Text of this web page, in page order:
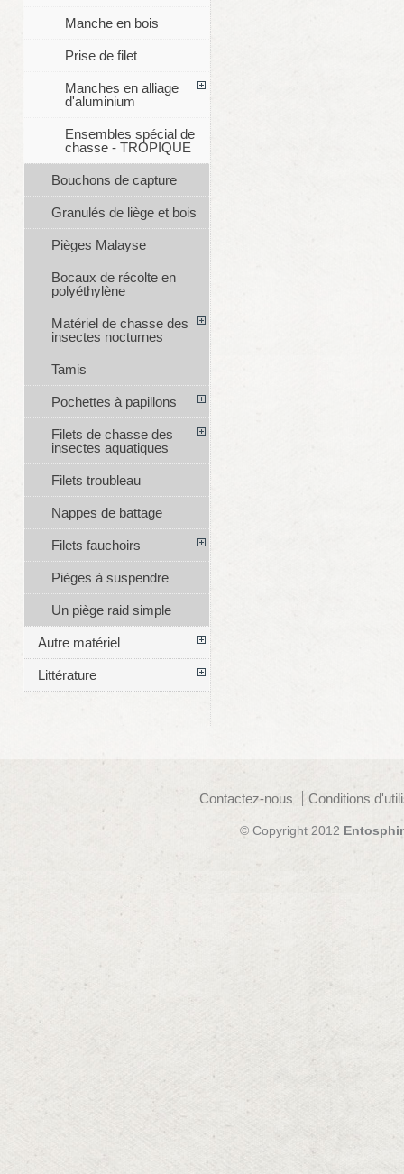
Manche en bois
Prise de filet
Manches en alliage
d'aluminium
Ensembles spécial de
chasse - TROPIQUE
Bouchons de capture
Granulés de liège et bois
Pièges Malayse
Bocaux de récolte en
polyéthylène
Matériel de chasse des
insectes nocturnes
Tamis
Pochettes à papillons
Filets de chasse des
insectes aquatiques
Filets troubleau
Nappes de battage
Filets fauchoirs
Pièges à suspendre
Un piège raid simple
Autre matériel
Littérature
Contactez-nous Conditions
© Copyright 2012